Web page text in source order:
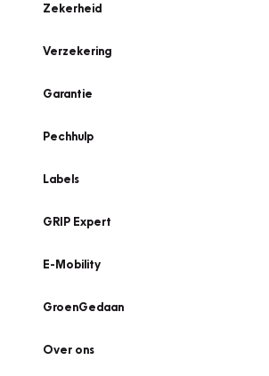
Zekerheid
Verzekering
Garantie
Pechhulp
Labels
GRIP Expert
E-Mobility
GroenGedaan
Over ons